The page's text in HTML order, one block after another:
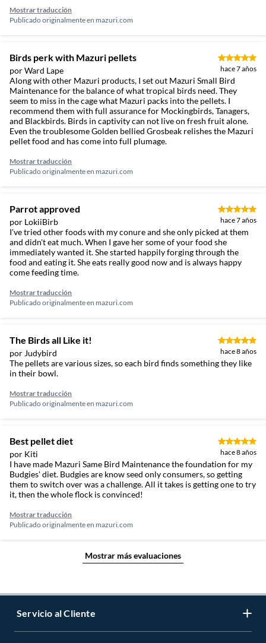
Mostrar traducción
Publicado originalmente en mazuri.com
Birds perk with Mazuri pellets
por Ward Lape hace 7 años
Along with other Mazuri products, I set out Mazuri Small Bird
Maintenance for the balance of what tropical birds need. They
seem to miss in the cage what Mazuri packs into the pellets. I
recommend them with full assurance for Mockingbirds, Tanagers,
and Blackbirds. Birds in captivity can not live on fresh fruit alone.
Even the troublesome Golden bellied Grosbeak relishes the Mazuri
pellet food and has come into full plumage.
Mostrar traducción
Publicado originalmente en mazuri.com
Parrot approved
por LokiiBirb hace 7 años
I've tried other foods with my conure and she only picked at them
and didn't eat much. When I gave her some of your food she
immediately wanted it. She started happily forging through the
food and eating it. She eats really good now and is always happy
come feeding time.
Mostrar traducción
Publicado originalmente en mazuri.com
The Birds all Like it!
por Judybird hace 8 años
The pellets are various sizes, so each bird finds something they like
in their bowl.
Mostrar traducción
Publicado originalmente en mazuri.com
Best pellet diet
por Kiti hace 8 años
I have made Mazuri Same Bird Maintenance the foundation for my
Budgies' diet. Budgies are know seed only consumers, so getting
them to switch over was a challenge. All it takes is getting one to try
it, then the whole flock is convinced!
Mostrar traducción
Publicado originalmente en mazuri.com
Mostrar más evaluaciones
Servicio al Cliente